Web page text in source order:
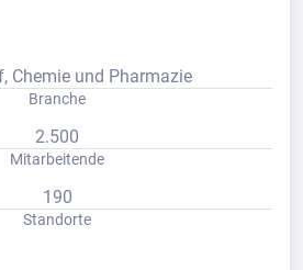
Chemie und Pharmazie
Branche
2.500
Mitarbeitende
190
Standorte